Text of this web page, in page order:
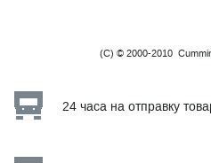
(C) © 2000-2010
24 часа на отправку